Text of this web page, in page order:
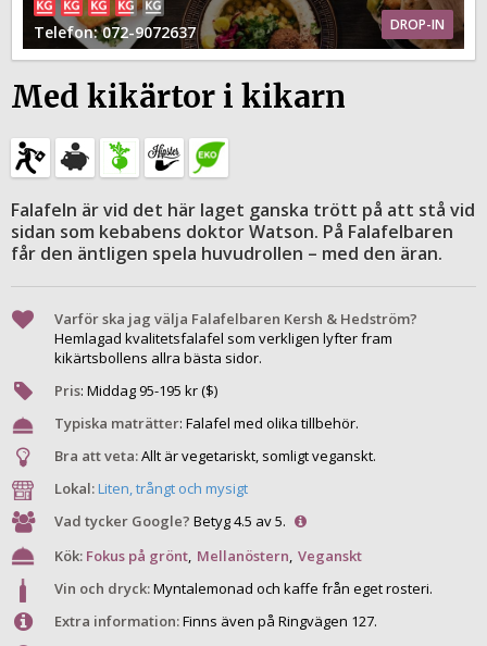
Telefon: 072-9072637 DROP-IN
Med kikärtor i kikarn
Falafeln är vid det här laget ganska trött på att stå vid
sidan som kebabens doktor Watson. På Falafelbaren
får den äntligen spela huvudrollen – med den äran.
Varför ska jag välja Falafelbaren Kersh & Hedström?
Hemlagad kvalitetsfalafel som verkligen lyfter fram
kikärtsbollens allra bästa sidor.
Pris: Middag95-195 kr ($)
Typiska maträtter: Falafel med olika tillbehör.
Bra att veta:Allt är vegetariskt, somligt veganskt.
Lokal:Liten, trångt och mysigt
Vad tycker Google? Betyg 4.5 av 5.
Kök: Fokus på grönt, Mellanöstern, Veganskt
Vin och dryck:Myntalemonad och kaffe från eget rosteri.
Extra information:Finns även på Ringvägen 127.